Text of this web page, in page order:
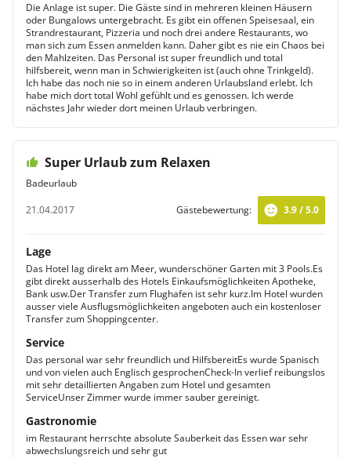
Die Anlage ist super. Die Gäste sind in mehreren kleinen Häusern
oder Bungalows untergebracht. Es gibt ein offenen Speisesaal, ein
Strandrestaurant, Pizzeria und noch drei andere Restaurants, wo
man sich zum Essen anmelden kann. Daher gibt es nie ein Chaos bei
den Mahlzeiten. Das Personal ist super freundlich und total
hilfsbereit, wenn man in Schwierigkeiten ist (auch ohne Trinkgeld).
Ich habe das noch nie so in einem anderen Urlaubsland erlebt. Ich
habe mich dort total Wohl gefühlt und es genossen. Ich werde
nächstes Jahr wieder dort meinen Urlaub verbringen.
Super Urlaub zum Relaxen
Badeurlaub
21.04.2017
Gästebewertung: 3.9 / 5.0
Lage
Das Hotel lag direkt am Meer, wunderschöner Garten mit 3 Pools.Es
gibt direkt ausserhalb des Hotels Einkaufsmöglichkeiten Apotheke,
Bank usw.Der Transfer zum Flughafen ist sehr kurz.Im Hotel wurden
ausser viele Ausflugsmöglichkeiten angeboten auch ein kostenloser
Transfer zum Shoppingcenter.
Service
Das personal war sehr freundlich und HilfsbereitEs wurde Spanisch
und von vielen auch Englisch gesprochenCheck-In verlief reibungslos
mit sehr detaillierten Angaben zum Hotel und gesamten
ServiceUnser Zimmer wurde immer sauber gereinigt.
Gastronomie
im Restaurant herrschte absolute Sauberkeit das Essen war sehr
abwechslungsreich und sehr gut